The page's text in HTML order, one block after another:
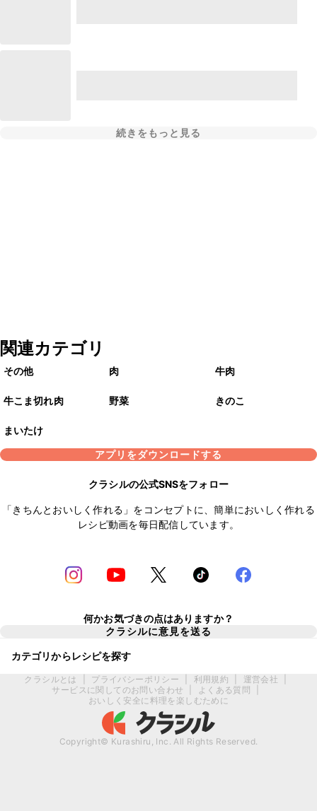
続きをもっと見る
関連カテゴリ
その他 肉 牛肉
牛こま切れ肉 野菜 きのこ
まいたけ
アプリをダウンロードする
クラシルの公式SNSをフォロー
「きちんとおいしく作れる」をコンセプトに、簡単においしく作れる
レシピ動画を毎日配信しています。
何かお気づきの点はありますか？
クラシルに意見を送る
カテゴリからレシピを探す
クラシルとは プライバシーポリシー 利用規約 運営会社
サービスに関してのお問い合わせ
よくある質問
おいしく安全に料理を楽しむために
Copyright© Kurashiru, Inc. All Rights Reserved.